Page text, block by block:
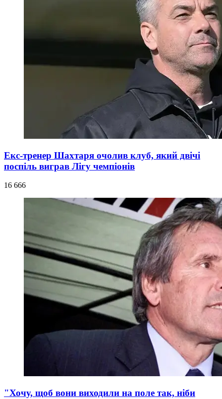
Екс-тренер Шахтаря очолив клуб, який двічі
поспіль виграв Лігу чемпіонів
16 666
"Хочу, щоб вони виходили на поле так, ніби